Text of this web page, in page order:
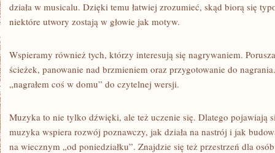
działa w musicalu. Dzięki temu łatwiej zrozumieć, skąd biorą się
niektóre utwory zostają w głowie jak motyw.
Wspieramy również tych, którzy interesują się nagrywaniem.
ścieżek, panowanie nad brzmieniem oraz przygotowanie do
„nagrałem coś w domu” do czytelnej wersji.
Muzyka to nie tylko dźwięki, ale też uczenie się. Dlatego pojawiają
muzyka wspiera rozwój poznawczy, jak działa na nastrój i jak
na wiecznym „od poniedziałku”. Znajdzie się też przestrzeń dla